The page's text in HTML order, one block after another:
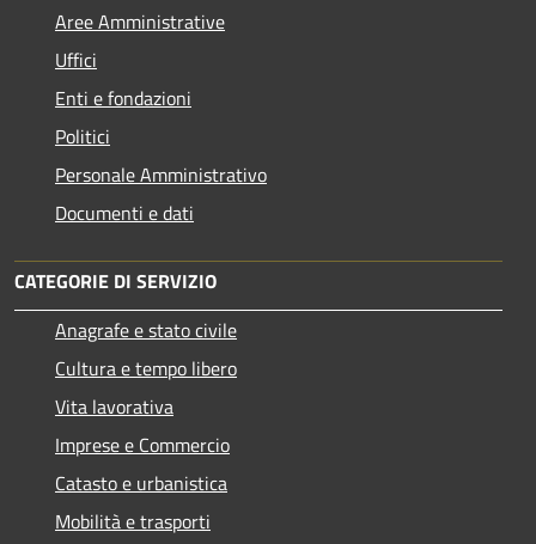
Aree Amministrative
Uffici
Enti e fondazioni
Politici
Personale Amministrativo
Documenti e dati
CATEGORIE DI SERVIZIO
Anagrafe e stato civile
Cultura e tempo libero
Vita lavorativa
Imprese e Commercio
Catasto e urbanistica
Mobilità e trasporti